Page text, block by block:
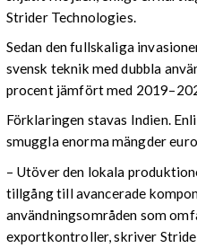
Strider Technologies.
Sedan den fullskaliga
svensk teknik med dubbla
procent jämfört med
Förklaringen stavas Indien.
smuggla enorma mängder
– Utöver den lokala
tillgång till avancerade
användningsområden som
exportkontroller, skriver